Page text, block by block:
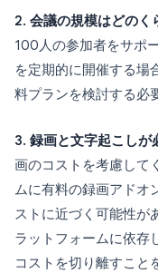
2. 会議の規模はどのく
100人の参加者をサポ
を定期的に開催する場
料プランを検討する必
3. 録画と文字起こしが
画のコストを考慮して
ムに有料の録画アドオ
ストに近づく可能性が
ラットフォームに依存
コストを切り離すこと